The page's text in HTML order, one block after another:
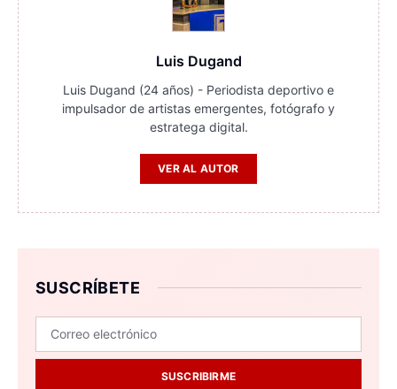
Luis Dugand
Luis Dugand (24 años) - Periodista deportivo e
impulsador de artistas emergentes, fotógrafo y
estratega digital.
VER AL AUTOR
SUSCRÍBETE
SUSCRIBIRME